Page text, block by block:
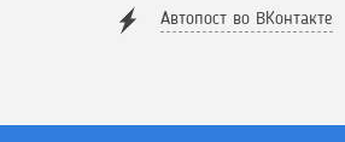
Автопост во ВКонтакте